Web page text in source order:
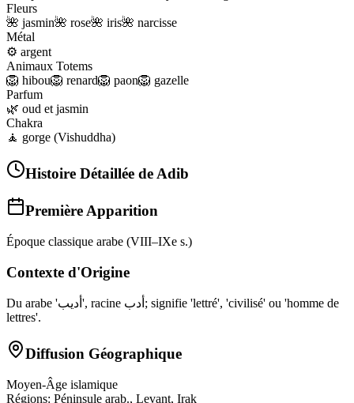
Fleurs
🌺 jasmin🌺 rose🌺 iris🌺 narcisse
Métal
⚙️ argent
Animaux Totems
🦁 hibou🦁 renard🦁 paon🦁 gazelle
Parfum
🌿 oud et jasmin
Chakra
🧘 gorge (Vishuddha)
Histoire Détaillée de Adib
Première Apparition
Époque classique arabe (VIII–IXe s.)
Contexte d'Origine
Du arabe 'أديب', racine أدب; signifie 'lettré', 'civilisé' ou 'homme de
lettres'.
Diffusion Géographique
Moyen-Âge islamique
Régions: Péninsule arab., Levant, Irak